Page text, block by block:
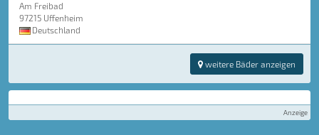
Am Freibad
97215 Uffenheim
Deutschland
weitere Bäder anzeigen
Anzeige